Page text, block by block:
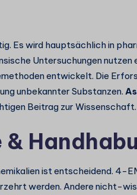
Es wird hauptsächlich in
Untersuchungen nutzen
entwickelt. Die
unbekannter Substanzen.
Beitrag zur Wissenschaft.
ist entscheidend. 4-
werden. Andere nicht-